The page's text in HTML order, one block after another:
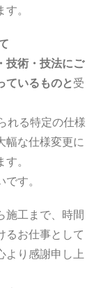
。
技術・技法にご
ているものと受
れる特定の仕様
幅な仕様変更に
。
す。
施工まで、時間
るお仕事として
より感謝申し上